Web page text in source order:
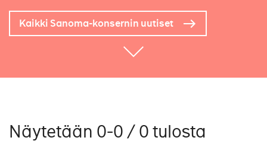
Kaikki Sanoma-konsernin uutiset
Näytetään 0-0 / 0 tulosta